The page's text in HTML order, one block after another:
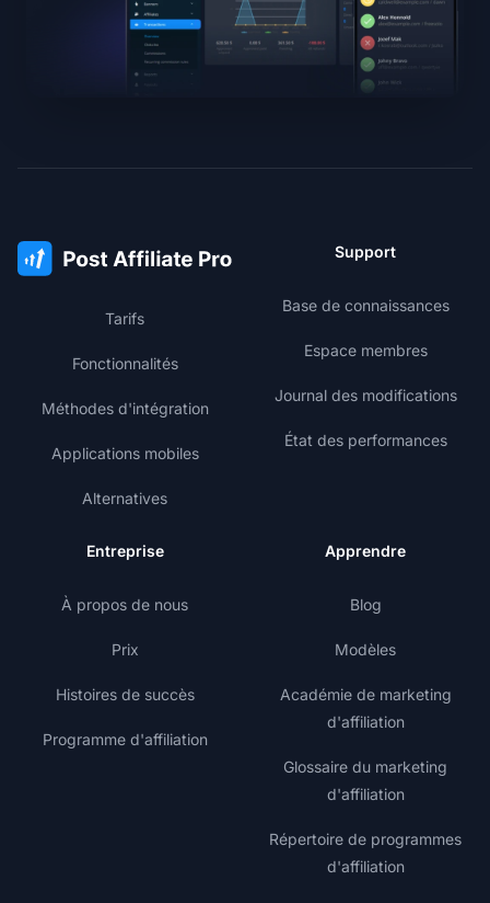
Tarifs
Fonctionnalités
Méthodes d'intégration
Applications mobiles
Alternatives
Support
Base de connaissances
Espace membres
Journal des modifications
État des performances
Entreprise
À propos de nous
Prix
Histoires de succès
Programme d'affiliation
Apprendre
Blog
Modèles
Académie de marketing
d'affiliation
Glossaire du marketing
d'affiliation
Répertoire de programmes
d'affiliation